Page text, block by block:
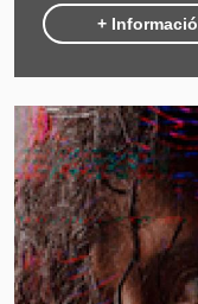
+ Informació